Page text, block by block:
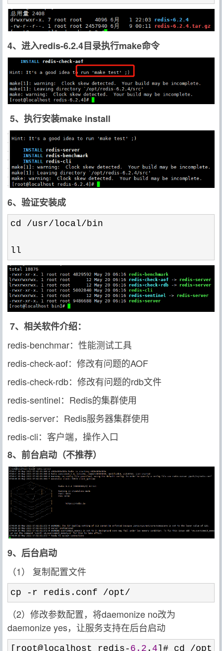
4、进入redis-6.2.4目录执行make命令
5、执行安装make install
6、验证安装成
cd /usr/local/ bin
ll
7、相关软件介绍：
redis-benchmar：性能测试工具
redis-check-aof：修改有问题的AOF
redis-check-rdb：修改有问题的rdb文件
redis-sentinel：Redis的集群使用
redis-server：Redis服务器集群使用
redis-cli：客户端，操作入口
8、前台启动（不推荐）
9、后台启动
（1） 复制配置文件
cp -r redis.conf /opt/
（2）修改参数配置，将daemonize no改为
daemonize yes，让服务支持在后台启动
[root@localhost redis- 6.2 . 4]# cd /opt/